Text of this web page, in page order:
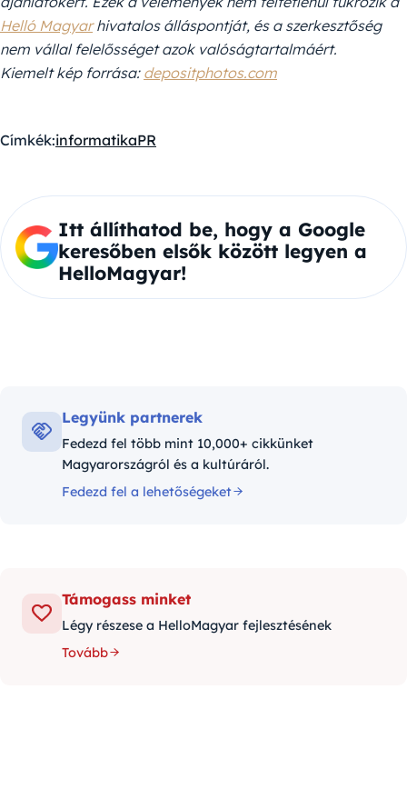
Helló Magyarhivatalos álláspontját, és a szerkesztőség
nem vállal felelősséget azok valóságtartalmáért.
Kiemelt kép forrása: depositphotos.com
Címkék:informatikaPR
Itt állíthatod be, hogy a Google
keresőben elsők között legyen a
HelloMagyar!
Legyünk partnerek
Fedezd fel több mint 10,000+ cikkünket
Magyarországról és a kultúráról.
Fedezd fel a lehetőségeket
Támogass minket
Légy részese a HelloMagyar fejlesztésének
Tovább